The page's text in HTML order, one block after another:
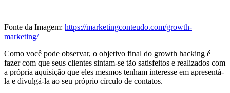
Fonte da Imagem: https://marketingconteudo.com/growth-
marketing/
Como você pode observar, o objetivo final do growth hacking é
fazer com que seus clientes sintam-se tão satisfeitos e realizados com
a própria aquisição que eles mesmos tenham interesse em apresentá-
la e divulgá-la ao seu próprio círculo de contatos.